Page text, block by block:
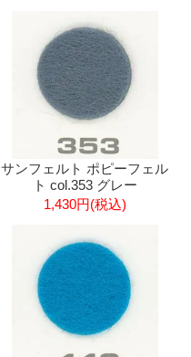
サンフェルト ポピーフェル
ト col.353 グレー
1,430円(税込)